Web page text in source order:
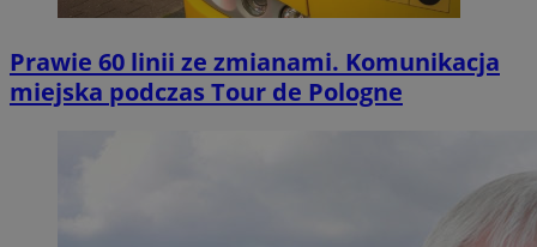
Prawie 60 linii ze zmianami. Komunikacja
miejska podczas Tour de Pologne